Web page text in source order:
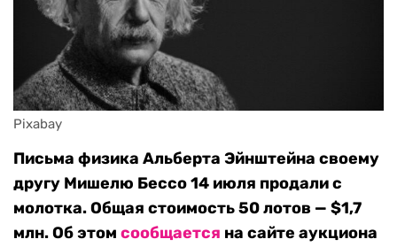
Pixabay
Письма физика Альберта Эйнштейна своему
другу Мишелю Бессо 14 июля продали с
молотка. Общая стоимость 50 лотов — $1,7
млн. Об этом сообщается на сайте аукциона